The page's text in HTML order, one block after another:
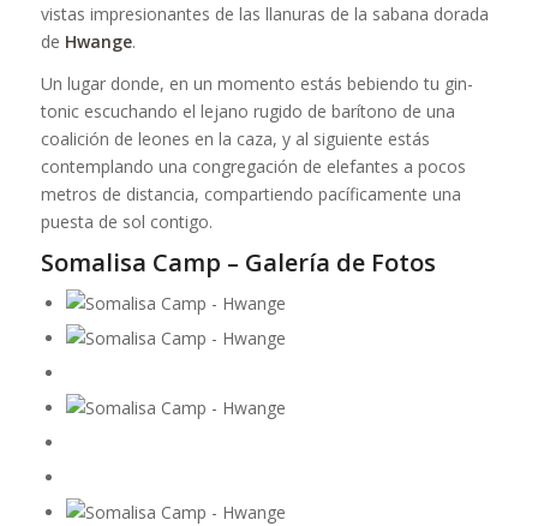
vistas impresionantes de las llanuras de la sabana dorada
de Hwange.
Un lugar donde, en un momento estás bebiendo tu gin-
tonic escuchando el lejano rugido de barítono de una
coalición de leones en la caza, y al siguiente estás
contemplando una congregación de elefantes a pocos
metros de distancia, compartiendo pacíficamente una
puesta de sol contigo.
Somalisa Camp – Galería de Fotos